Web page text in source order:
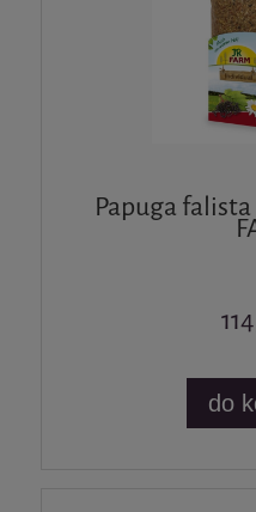
Papuga
do